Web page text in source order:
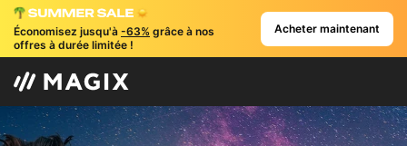
Économisez jusqu'à -63% grâce à nos
offres à durée limitée !
Acheter maintenant